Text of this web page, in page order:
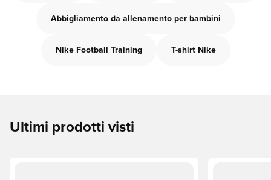
Abbigliamento da allenamento per bambini
Nike Football Training T-shirt Nike
Ultimi prodotti visti